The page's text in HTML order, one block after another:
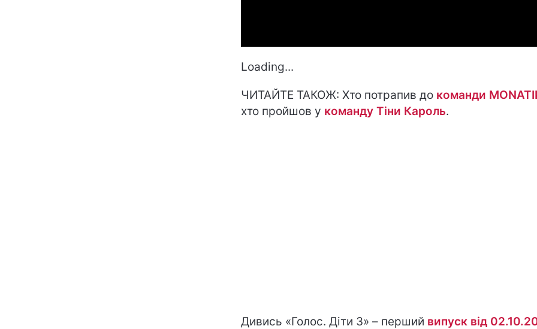
Loading...
ЧИТАЙТЕ ТАКОЖ: Хто потрапив до команди
хто пройшов у команду Тіни Кароль.
Дивись «Голос. Діти 3» – перший випуск від